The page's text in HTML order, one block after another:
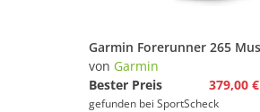
von Garmin
Bester Preis
379,00 €
gefunden bei SportScheck